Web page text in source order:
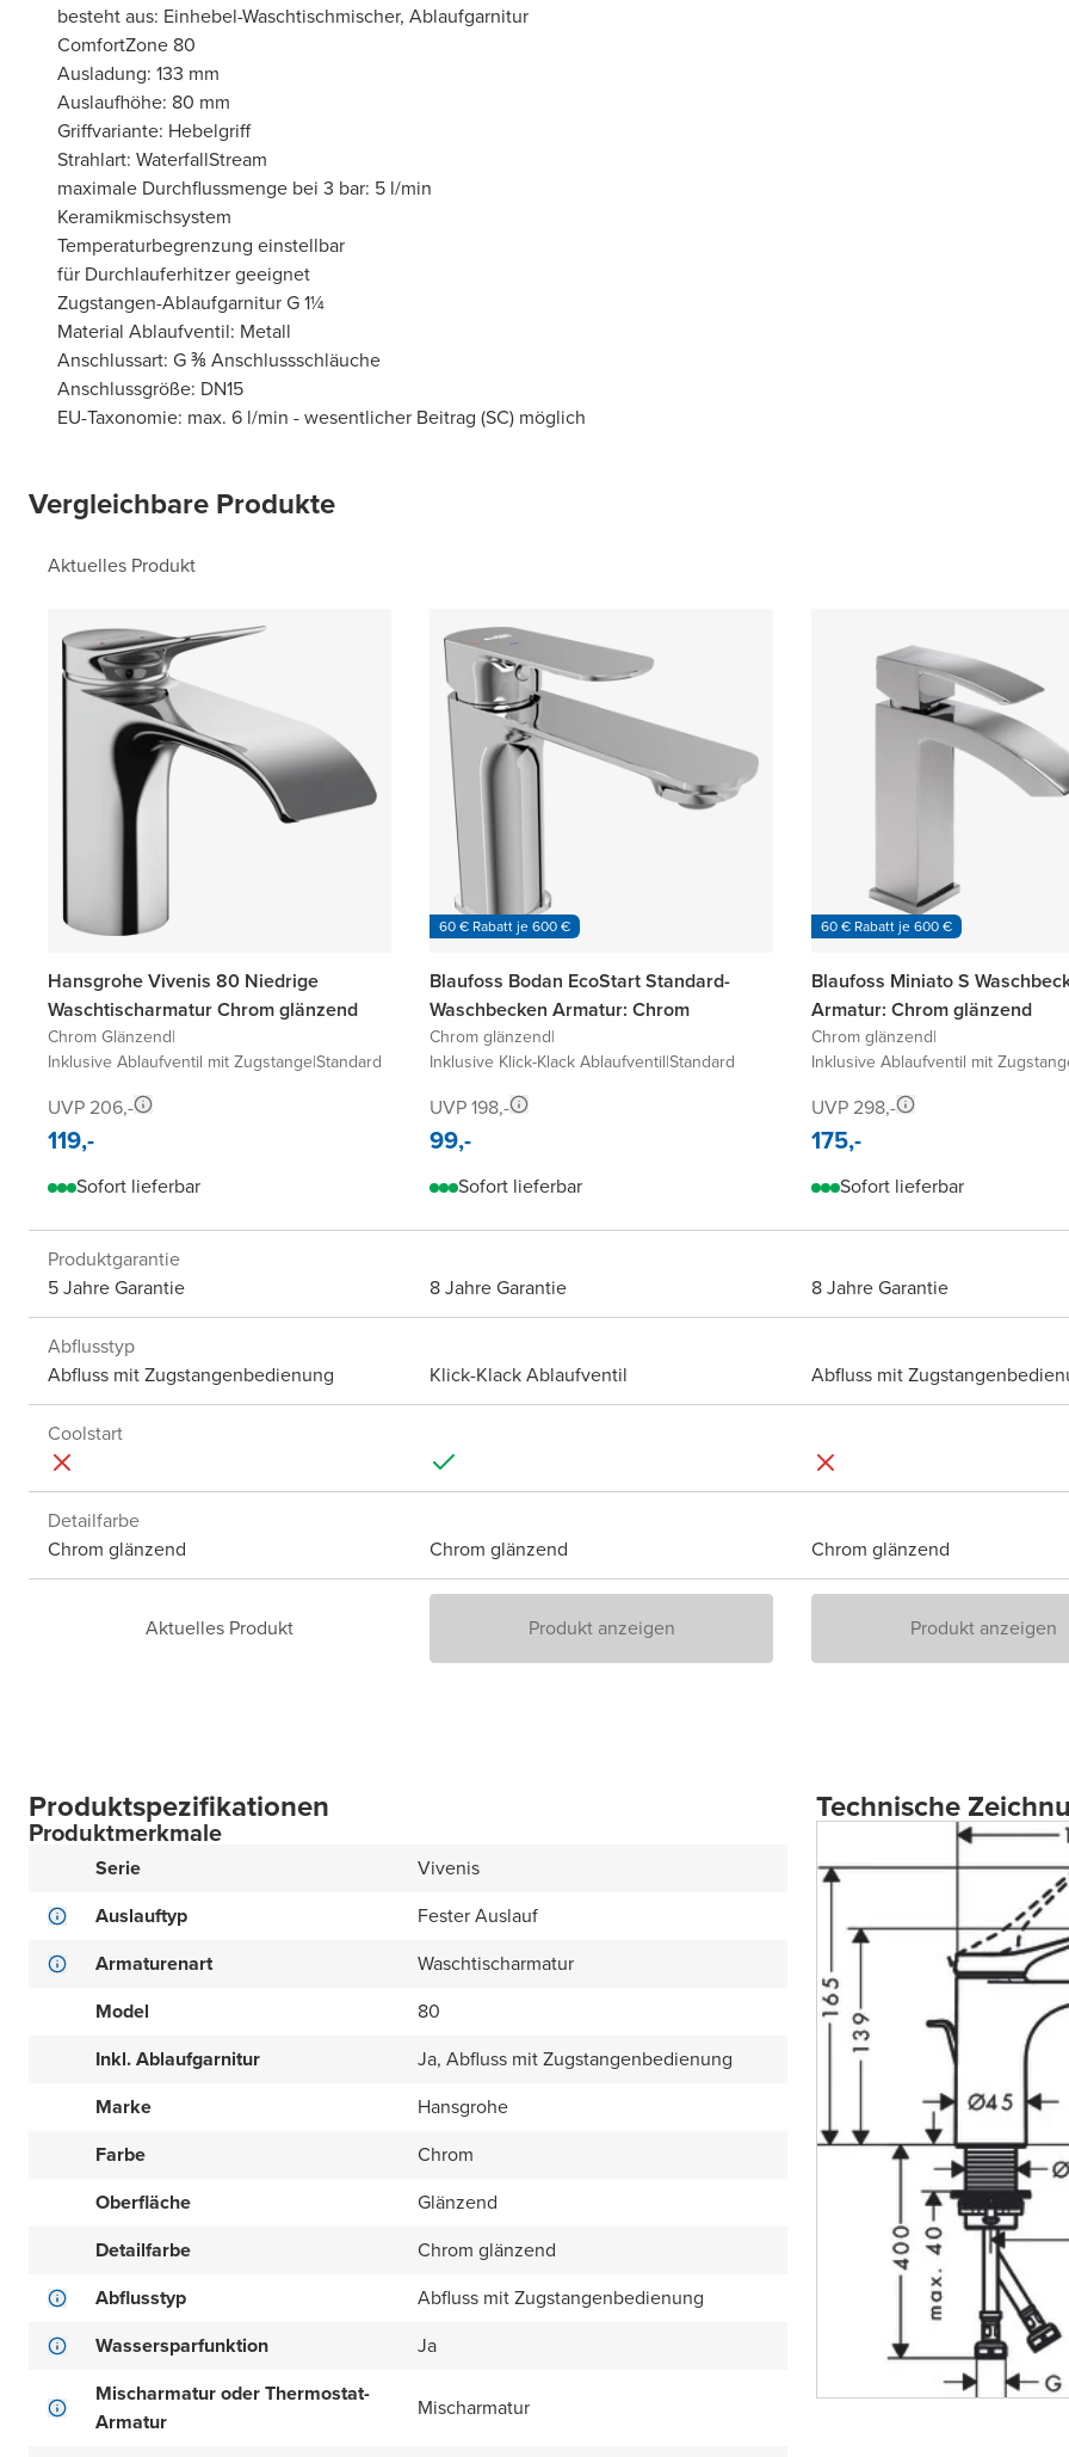
besteht aus: Einhebel-Waschtischmischer, Ablaufgarnitur
ComfortZone 80
Ausladung: 133 mm
Auslaufhöhe: 80 mm
Griffvariante: Hebelgriff
Strahlart: WaterfallStream
maximale Durchflussmenge bei 3 bar: 5 l/min
Keramikmischsystem
Temperaturbegrenzung einstellbar
für Durchlauferhitzer geeignet
Zugstangen-Ablaufgarnitur G 1¼
Material Ablaufventil: Metall
Anschlussart: G ⅜ Anschlussschläuche
Anschlussgröße: DN15
EU-Taxonomie: max. 6 l/min - wesentlicher Beitrag (SC) möglich
Vergleichbare Produkte
Aktuelles Produkt
Hansgrohe Vivenis 80 Niedrige
Waschtischarmatur Chrom glänzend
Chrom Glänzend|
Inklusive Ablaufventil mit Zugstange|Standard
UVP 206,-
119,-
Sofort lieferbar
60 € Rabatt je 600 €
Blaufoss Bodan EcoStart Standard-
Waschbecken Armatur: Chrom
Chrom glänzend|
Inklusive Klick-Klack Ablaufventil|Standard
UVP 198,-
99,-
Sofort lieferbar
60 € Rabatt je 600 €
Blaufoss Miniato S
Armatur: Chrom glänzend
Chrom glänzend|
Inklusive Ablaufventil mit
UVP 298,-
175,-
Sofort lieferbar
Produktgarantie
5 Jahre Garantie
8 Jahre Garantie 8 Jahre Garantie
Abflusstyp
Abfluss mit Zugstangenbedienung
Klick-Klack Ablaufventil Abfluss mit
Coolstart
Detailfarbe
Chrom glänzend
Chrom glänzend Chrom glänzend
Aktuelles Produkt Produkt anzeigen Produkt anzeigen
Produktspezifikationen
Produktmerkmale
Serie
Vivenis
Auslauftyp
Fester Auslauf
Armaturenart
Waschtischarmatur
Model
80
Inkl. Ablaufgarnitur
Ja, Abfluss mit Zugstangenbedienung
Marke
Hansgrohe
Farbe
Chrom
Oberfläche
Glänzend
Detailfarbe
Chrom glänzend
Abflusstyp
Abfluss mit Zugstangenbedienung
Wassersparfunktion
Ja
Mischarmatur oder Thermostat-
Armatur
Mischarmatur
Technische